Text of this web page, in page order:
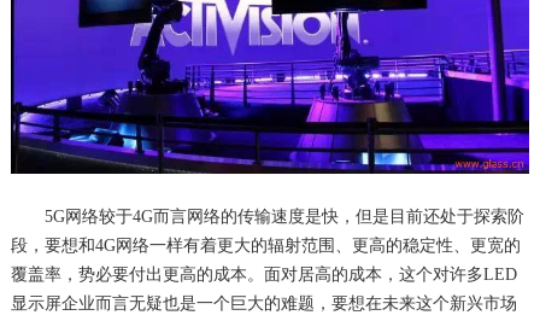
5G网络较于4G而言网络的传输速度是快，但是目前还处于探索阶
段，要想和4G网络一样有着更大的辐射范围、更高的稳定性、更宽的
覆盖率，势必要付出更高的成本。面对居高的成本，这个对许多LED
显示屏企业而言无疑也是一个巨大的难题，要想在未来这个新兴市场